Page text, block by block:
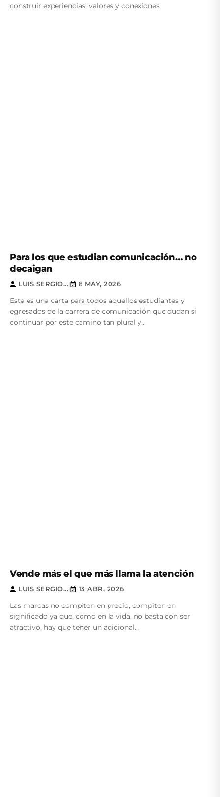
construir experiencias, valores y conexiones
Para los que estudian comunicación… no
decaigan
LUIS SERGIO...| 8 MAY, 2026
Esta es una carta para todos aquellos estudiantes y
egresados de la carrera de comunicación que dudan si
continuar por este camino tan plural y...
Vende más el que más llama la atención
LUIS SERGIO...| 13 ABR, 2026
Las marcas no compiten en precio, compiten en
significado ya que, como en la vida, no basta con ser
atractivo, hay que tener un adicional...